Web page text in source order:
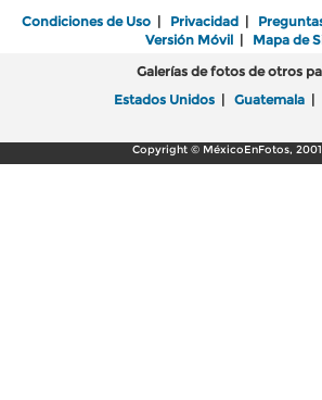
Condiciones de Uso | Privacidad |
Versión Móvil| Mapa de
Galerías de fotos de otros
Estados Unidos | Guatemala |
Copyright © MéxicoEnFotos,